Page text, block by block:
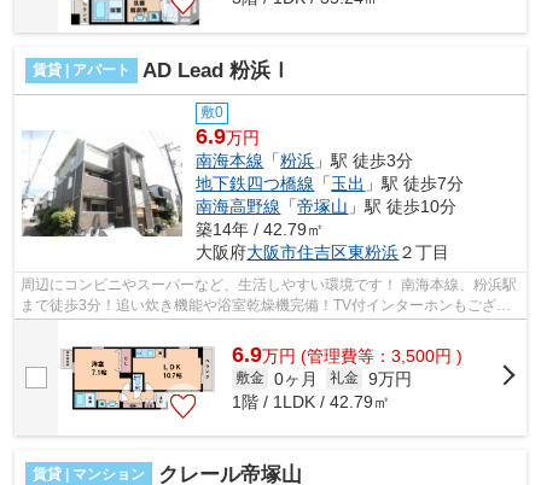
賃貸 | アパート AD Lead 粉浜Ⅰ
敷0
6.9万円
南海本線 「粉浜 」駅 徒歩3分
地下鉄四つ橋線 「玉出 」駅 徒歩7分
南海高野線 「帝塚山 」駅 徒歩10分
築14年 / 42.79㎡
大阪府大阪市住吉区東粉浜２丁目
周辺にコンビニやスーパーなど、生活しやすい環境です！ 南海本線、粉浜駅
まで徒歩3分！追い炊き機能や浴室乾燥機完備！TV付インターホンもござい
6.9万円 (管理費等：3,500円 )
敷金 0ヶ月 礼金 9万円
1階 / 1LDK / 42.79㎡
賃貸 | マンション クレール帝塚山